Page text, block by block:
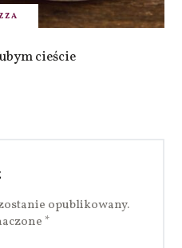
cieście
opublikowany.
*